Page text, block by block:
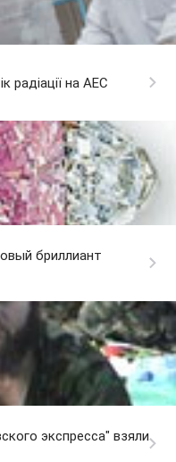
радіації на АЕС
бриллиант
экспресса" взяли